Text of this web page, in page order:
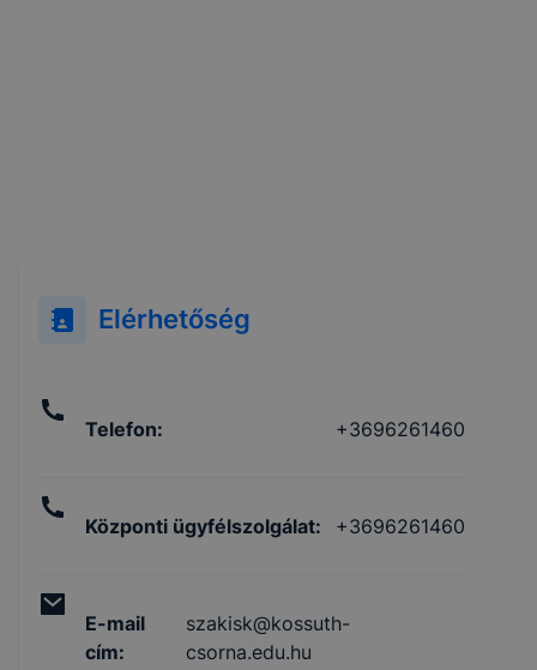
Elérhetőség
Telefon: +3696261460
Központi ügyfélszolgálat: +3696261460
E-mail
cím:
szakisk@kossuth-
csorna.edu.hu